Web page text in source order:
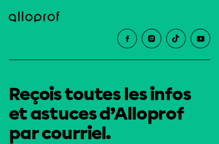
Reçois toutes les infos
et astuces d’Alloprof
par courriel.